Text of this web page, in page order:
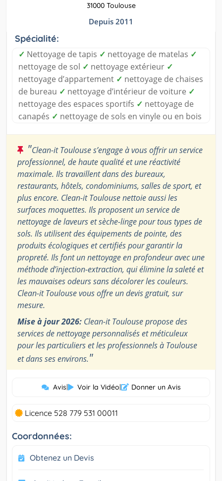
31000 Toulouse
Depuis 2011
Spécialité:
✓ Nettoyage de tapis ✓ nettoyage de matelas ✓
nettoyage de sol ✓ nettoyage extérieur ✓
nettoyage d’appartement ✓ nettoyage de chaises
de bureau ✓ nettoyage d’intérieur de voiture ✓
nettoyage des espaces sportifs ✓ nettoyage de
canapés ✓ nettoyage de sols en vinyle ou en bois
"Clean-it Toulouse s’engage à vous offrir un service
professionnel, de haute qualité et une réactivité
maximale. Ils travaillent dans des bureaux,
restaurants, hôtels, condominiums, salles de sport, et
plus encore. Clean-it Toulouse nettoie aussi les
surfaces moquettes. Ils proposent un service de
nettoyage de laveurs et sèche-linge pour tous types de
sols. Ils utilisent des équipements de pointe, des
produits écologiques et certifiés pour garantir la
propreté. Ils font un nettoyage en profondeur avec une
méthode d’injection-extraction, qui élimine la saleté et
les mauvaises odeurs sans décolorer les couleurs.
Clean-it Toulouse vous offre un devis gratuit, sur
mesure.
Mise à jour 2026: Clean-it Toulouse propose des
services de nettoyage personnalisés et méticuleux
pour les particuliers et les professionnels à Toulouse
et dans ses environs."
Avis| Voir la Vidéo| Donner un Avis
Licence 528 779 531 00011
Coordonnées:
Obtenez un Devis